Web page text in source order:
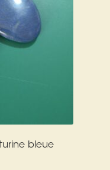
bleue